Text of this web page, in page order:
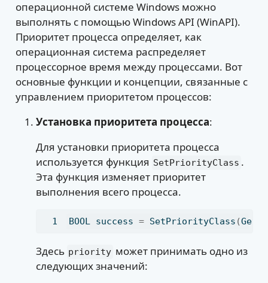
операционной системе Windows можно
выполнять с помощью Windows API (WinAPI).
Приоритет процесса определяет, как
операционная система распределяет
процессорное время между процессами. Вот
основные функции и концепции, связанные с
управлением приоритетом процессов:
Установка приоритета процесса:
Для установки приоритета процесса
используется функция SetPriorityClass .
Эта функция изменяет приоритет
выполнения всего процесса.
BOOL success = SetPriorityClass (
Здесь priority может принимать одно из
следующих значений: